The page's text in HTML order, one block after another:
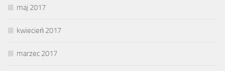
maj 2017
kwiecień 2017
marzec 2017